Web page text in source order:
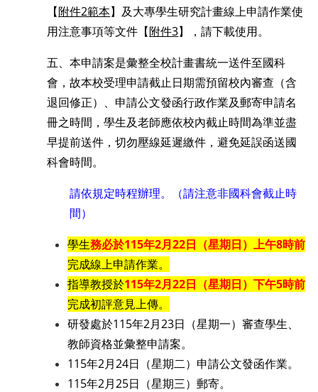
【附件2範本】及大專學生研究計畫線上申請作業使
用注意事項等文件【附件3】，請下載使用。
五、本申請案是彙整全校計畫書統一送件至國科
會，故本校受理申請截止日期需預留校內審查（含
退回修正）、申請公文發函行政作業及郵寄申請名
冊之時間，學生及老師應依校內截止時間為準並盡
早提前送件，切勿壓線延遲繳件，避免延誤函送國
科會時間。
請依規定時程辦理。（請注意非國科會截止時
間）
學生務必於115年2月22日（星期日）上午8時前
完成線上申請作業。
指導教授於115年2月22日（星期日）下午5時前
完成初評意見上傳。
研發處於115年2月23日（星期一）審查學生、
教師資格並彙整申請案。
115年2月24日（星期二）申請公文發函作業。
115年2月25日（星期三）郵寄。